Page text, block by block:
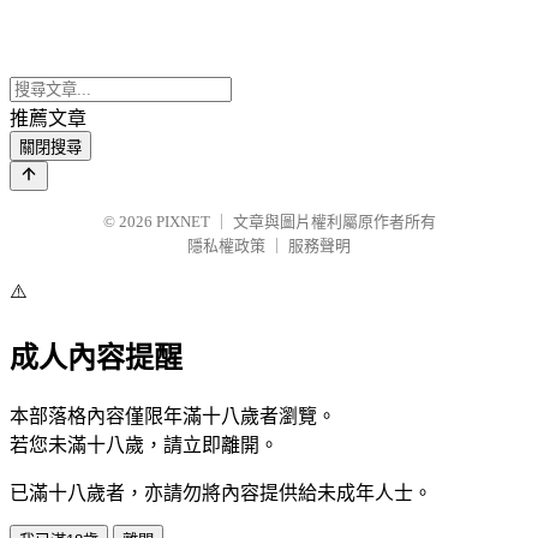
推薦文章
關閉搜尋
© 2026 PIXNET
文章與圖片權利屬原作者所有
隱私權政策
服務聲明
⚠️
成人內容提醒
本部落格內容僅限年滿十八歲者瀏覽。
若您未滿十八歲，請立即離開。
已滿十八歲者，亦請勿將內容提供給未成年人士。